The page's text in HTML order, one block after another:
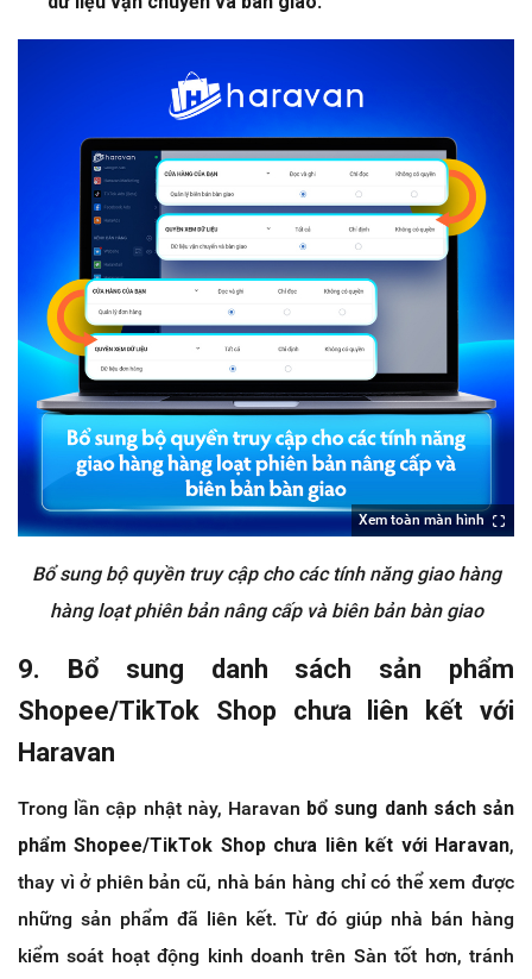
Xem toàn màn hình
Bổ sung bộ quyền truy cập cho các tính năng giao hàng
hàng loạt phiên bản nâng cấp và biên bản bàn giao
9. Bổ sung danh sách sản phẩm
Shopee/TikTok Shop chưa liên kết với
Haravan
Trong lần cập nhật này, Haravan bổ sung danh sách sản
phẩm Shopee/TikTok Shop chưa liên kết với Haravan,
thay vì ở phiên bản cũ, nhà bán hàng chỉ có thể xem được
những sản phẩm đã liên kết. Từ đó giúp nhà bán hàng
kiểm soát hoạt động kinh doanh trên Sàn tốt hơn, tránh